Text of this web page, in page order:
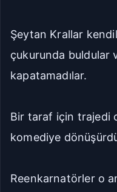
Şeytan Krallar
çukurunda buldular
kapatamadılar.
Bir taraf için trajedi
komediye
Reenkarnatörler o